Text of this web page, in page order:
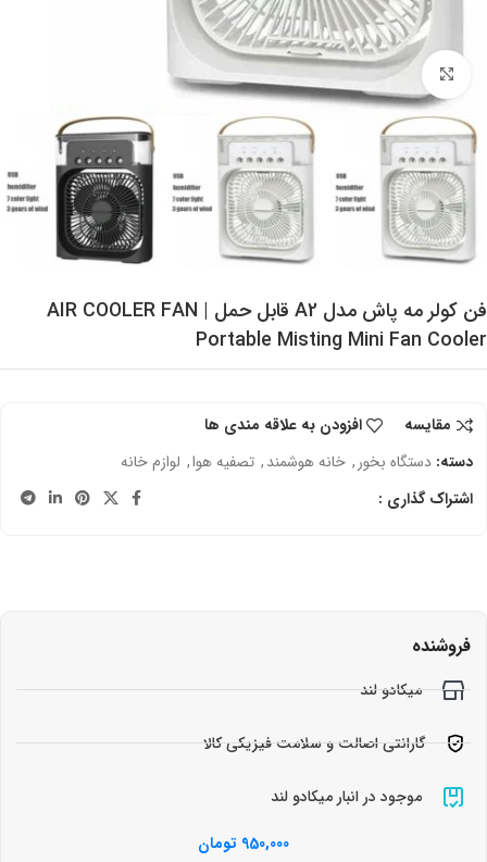
برای بزرگنمایی کلیک کنید
فن کولر مه پاش مدل A2 قابل حمل | AIR COOLER FAN
Portable Misting Mini Fan Cooler
مقایسه
افزودن به علاقه مندی ها
دسته: دستگاه بخور, خانه هوشمند, تصفیه هوا, لوازم خانه
اشتراک گذاری :
فروشنده
میکادو لند
گارانتی اصالت و سلامت فیزیکی کالا
موجود در انبار میکادو لند
950,000 تومان